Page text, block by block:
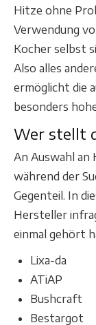
Hitze ohne
Verwendung
Kocher selbst
Also alles
ermöglicht die
besonders
Wer stellt
An Auswahl an
während der
Gegenteil. In
Hersteller
einmal gehört
Lixa-da
ATiAP
Bushcraft
Bestargot